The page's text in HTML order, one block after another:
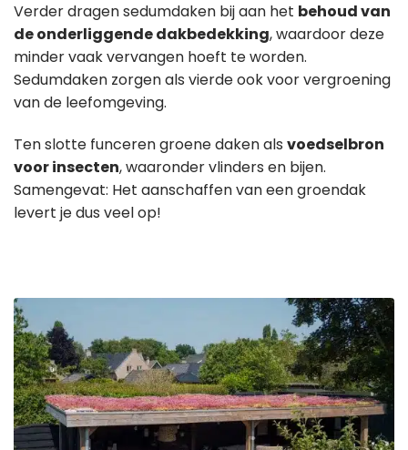
Verder dragen sedumdaken bij aan het behoud van
de onderliggende dakbedekking, waardoor deze
minder vaak vervangen hoeft te worden.
Sedumdaken zorgen als vierde ook voor vergroening
van de leefomgeving.
Ten slotte funceren groene daken als voedselbron
voor insecten, waaronder vlinders en bijen.
Samengevat: Het aanschaffen van een groendak
levert je dus veel op!